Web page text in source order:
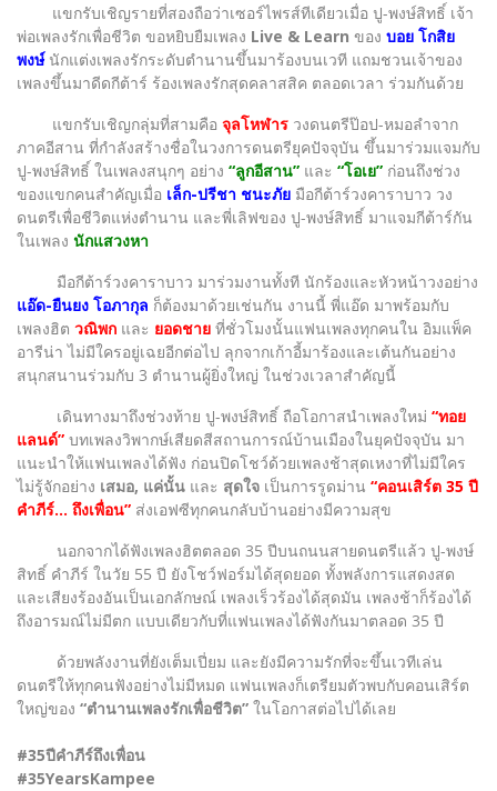
แขกรับเชิญรายที่สองถือว่าเซอร์ไพรส์ทีเดียวเมื่อ ปู-พงษ์สิทธิ์ เจ้า
พ่อเพลงรักเพื่อชีวิต ขอหยิบยืมเพลง Live & Learn ของ บอย โกสิย
พงษ์ นักแต่งเพลงรักระดับตำนานขึ้นมาร้องบนเวที แถมชวนเจ้าของ
เพลงขึ้นมาดีดกีต้าร์ ร้องเพลงรักสุดคลาสสิค ตลอดเวลา ร่วมกันด้วย
แขกรับเชิญกลุ่มที่สามคือ จุลโหฬาร วงดนตรีป๊อป-หมอลำจาก
ภาคอีสาน ที่กำลังสร้างชื่อในวงการดนตรียุคปัจจุบัน ขึ้นมาร่วมแจมกับ
ปู-พงษ์สิทธิ์ ในเพลงสนุกๆ อย่าง “ลูกอีสาน” และ “โอเย” ก่อนถึงช่วง
ของแขกคนสำคัญเมื่อ เล็ก-ปรีชา ชนะภัย มือกีต้าร์วงคาราบาว วง
ดนตรีเพื่อชีวิตแห่งตำนาน และพี่เลิฟของ ปู-พงษ์สิทธิ์ มาแจมกีต้าร์กัน
ในเพลง นักแสวงหา
มือกีต้าร์วงคาราบาว มาร่วมงานทั้งที นักร้องและหัวหน้าวงอย่าง
แอ๊ด-ยืนยง โอภากุล ก็ต้องมาด้วยเช่นกัน งานนี้ พี่แอ๊ด มาพร้อมกับ
เพลงฮิต วณิพก และ ยอดชาย ที่ชั่วโมงนั้นแฟนเพลงทุกคนใน อิมแพ็ค
อารีน่า ไม่มีใครอยู่เฉยอีกต่อไป ลุกจากเก้าอี้มาร้องและเต้นกันอย่าง
สนุกสนานร่วมกับ 3 ตำนานผู้ยิ่งใหญ่ ในช่วงเวลาสำคัญนี้
เดินทางมาถึงช่วงท้าย ปู-พงษ์สิทธิ์ ถือโอกาสนำเพลงใหม่ “ทอย
แลนด์” บทเพลงวิพากษ์เสียดสีสถานการณ์บ้านเมืองในยุคปัจจุบัน มา
แนะนำให้แฟนเพลงได้ฟัง ก่อนปิดโชว์ด้วยเพลงช้าสุดเหงาที่ไม่มีใคร
ไม่รู้จักอย่าง เสมอ, แค่นั้น และ สุดใจ เป็นการรูดม่าน “คอนเสิร์ต 35 ปี
คำภีร์... ถึงเพื่อน” ส่งเอฟซีทุกคนกลับบ้านอย่างมีความสุข
นอกจากได้ฟังเพลงฮิตตลอด 35 ปีบนถนนสายดนตรีแล้ว ปู-พงษ์
สิทธิ์ คำภีร์ ในวัย 55 ปี ยังโชว์ฟอร์มได้สุดยอด ทั้งพลังการแสดงสด
และเสียงร้องอันเป็นเอกลักษณ์ เพลงเร็วร้องได้สุดมัน เพลงช้าก็ร้องได้
ถึงอารมณ์ไม่มีตก แบบเดียวกับที่แฟนเพลงได้ฟังกันมาตลอด 35 ปี
ด้วยพลังงานที่ยังเต็มเปี่ยม และยังมีความรักที่จะขึ้นเวทีเล่น
ดนตรีให้ทุกคนฟังอย่างไม่มีหมด แฟนเพลงก็เตรียมตัวพบกับคอนเสิร์ต
ใหญ่ของ “ตำนานเพลงรักเพื่อชีวิต” ในโอกาสต่อไปได้เลย
#35ปีคำภีร์ถึงเพื่อน
#35YearsKampee